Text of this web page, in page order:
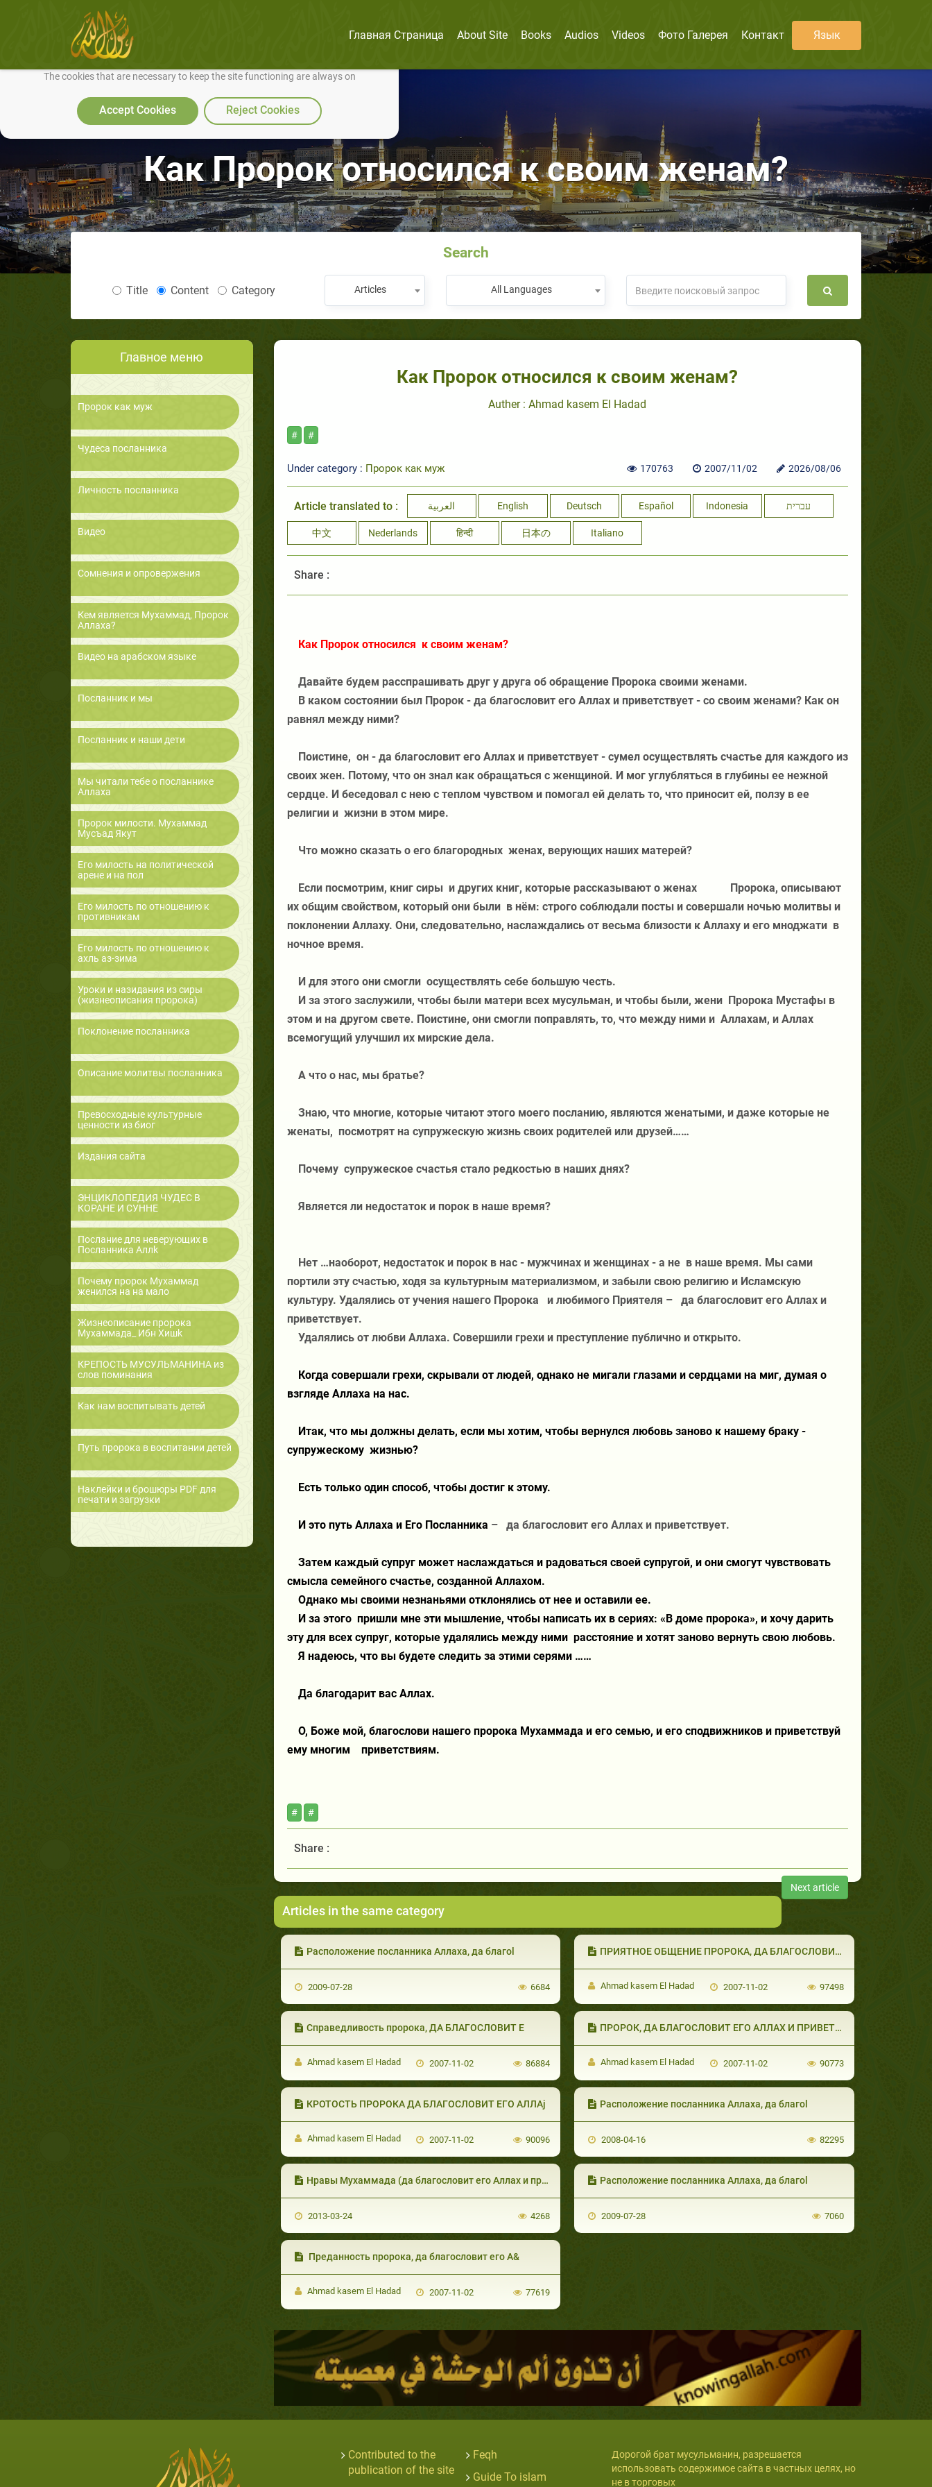
We use cookies to make our site work well for you and so we can continually improve it.
The cookies that are necessary to keep the site functioning are always on
Accept Cookies Reject Cookies
Главная Страница About Site Books Audios Videos Фото Галерея Контакт Язык
Как Пророк относился к своим женам?
Search
Title Content Category Articles All Languages
Главное меню
Пророк как муж
Чудеса посланника
Личность посланника
Видео
Сомнения и опровержения
Кем является Мухаммад, Пророк
Аллаха?
Видео на арабском языке
Посланник и мы
Посланник и наши дети
Мы читали тебе о посланнике
Аллаха
Пророк милости. Мухаммад
Мусъад Якут
Его милость на политической
арене и на пол
Его милость по отношению к
противникам
Его милость по отношению к
ахль аз-зима
Уроки и назидания из сиры
(жизнеописания пророка)
Поклонение посланника
Описание молитвы посланника
Превосходные культурные
ценности из биог
Издания сайта
ЭНЦИКЛОПЕДИЯ ЧУДЕС В
КОРАНЕ И СУННЕ
Послание для неверующих в
Посланника Аллk
Почему пророк Мухаммад
женился на на мало
Жизнеописание пророка
Мухаммада_ Ибн Хишk
КРЕПОСТЬ МУСУЛЬМАНИНА из
слов поминания
Как нам воспитывать детей
Путь пророка в воспитании детей
Наклейки и брошюры PDF для
печати и загрузки
Как Пророк относился к своим женам?
Auther : Ahmad kasem El Hadad
# #
Under category : Пророк как муж 170763 2007/11/02 2026/08/06
Article translated to : العربية English Deutsch Español Indonesia עברית
中文 Nederlands हिन्दी 日本の Italiano
Share :
Как Пророк относился к своим женам?
Давайте будем расспрашивать друг у друга об обращение Пророка своими женами.
В каком состоянии был Пророк - да благословит его Аллах и приветствует - со своим женами? Как он
равнял между ними?
Поистине, он - да благословит его Аллах и приветствует - сумел осуществлять счастье для каждого из
своих жен. Потому, что он знал как обращаться с женщиной. И мог углубляться в глубины ее нежной
сердце. И беседовал с нею с теплом чувством и помогал ей делать то, что приносит ей, ползу в ее
религии и жизни в этом мире.
Что можно сказать о его благородных женах, верующих наших матерей?
Если посмотрим, книг сиры и других книг, которые рассказывают о женах
Пророка, описывают
их общим свойством, который они были в нём: строго соблюдали посты и совершали ночью молитвы и
поклонении Аллаху. Они, следовательно, наслаждались от весьма близости к Аллаху и его мноджати в
ночное время.
И для этого они смогли осуществлять себе большую честь.
И за этого заслужили, чтобы были матери всех мусульман, и чтобы были, жени Пророка Мустафы в
этом и на другом свете. Поистине, они смогли поправлять, то, что между ними и Аллахам, и Аллах
всемогущий улучшил их мирские дела.
А что о нас, мы братье?
Знаю, что многие, которые читают этого моего посланию, являются женатыми, и даже которые не
женаты, посмотрят на супружескую жизнь своих родителей или друзей……
Почему супружеское счастья стало редкостью в наших днях?
Является ли недостаток и порок в наше время?
Нет …наоборот, недостаток и порок в нас - мужчинах и женщинах - а не в наше время. Мы сами
портили эту счастью, ходя за культурным материализмом, и забыли свою религию и Исламскую
культуру. Удалялись от учения нашего Пророка
и любимого Приятеля –
да благословит его Аллах и
приветствует.
Удалялись от любви Аллаха. Совершили грехи и преступление публично и открыто.
Когда совершали грехи, скрывали от людей, однако не мигали глазами и сердцами на миг, думая о
взгляде Аллаха на нас.
Итак, что мы должны делать, если мы хотим, чтобы вернулся любовь заново к нашему браку -
супружескому жизнью?
Есть только один способ, чтобы достиг к этому.
И это путь Аллаха и Его Посланника – да благословит его Аллах и приветствует.
Затем каждый супруг может наслаждаться и радоваться своей супругой, и они смогут чувствовать
смысла семейного счастье, созданной Аллахом.
Однако мы своими незнаньями отклонялись от нее и оставили ее.
И за этого пришли мне эти мышление, чтобы написать их в сериях: «В доме пророка», и хочу дарить
эту для всех супруг, которые удалялись между ними расстояние и хотят заново вернуть свою любовь.
Я надеюсь, что вы будете следить за этими серями ……
Да благодарит вас Аллах.
О, Боже мой, благослови нашего пророка Мухаммада и его семью, и его сподвижников и приветствуй
ему многим
приветствиям.
# #
Share :
Next article
Articles in the same category
Расположение посланника Аллаха, да благоl
2009-07-28 6684
ПРИЯТНОЕ ОБЩЕНИЕ ПРОРОКА, ДА БЛАГОСЛОВИТ 
Ahmad kasem El Hadad 2007-11-02 97498
Справедливость пророка, ДА БЛАГОСЛОВИТ Е
Ahmad kasem El Hadad 2007-11-02 86884
ПРОРОК, ДА БЛАГОСЛОВИТ ЕГО АЛЛАХ И ПРИВЕТС
Ahmad kasem El Hadad 2007-11-02 90773
КРОТОСТЬ ПРОРОКА ДА БЛАГОСЛОВИТ ЕГО АЛЛАj
Ahmad kasem El Hadad 2007-11-02 90096
Расположение посланника Аллаха, да благоl
2008-04-16 82295
Нравы Мухаммада (да благословит его Аллах и приветствует) с его семьёй и жёнами.
2013-03-24 4268
Расположение посланника Аллаха, да благоl
2009-07-28 7060
Преданность пророка, да благословит его А&
Ahmad kasem El Hadad 2007-11-02 77619
Contributed to the
publication of the site
Feqh
Guide To islam
Дорогой брат мусульманин, разрешается
использовать содержимое сайта в частных целях, но
не в торговых